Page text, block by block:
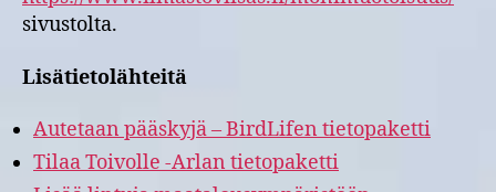
sivustolta.
Lisätietolähteitä
Autetaan pääskyjä – BirdLifen tietopaketti
Tilaa Toivolle -Arlan tietopaketti